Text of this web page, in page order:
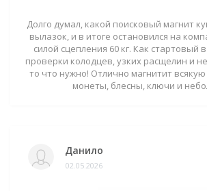
Долго думал, какой поисковый магнит
вылазок, и в итоге остановился на
силой сцепления 60 кг. Как стартовый
проверки колодцев, узких расщелин и
то что нужно! Отлично магнитит
монеты, блесны, ключи и
Данило
02.05.2026